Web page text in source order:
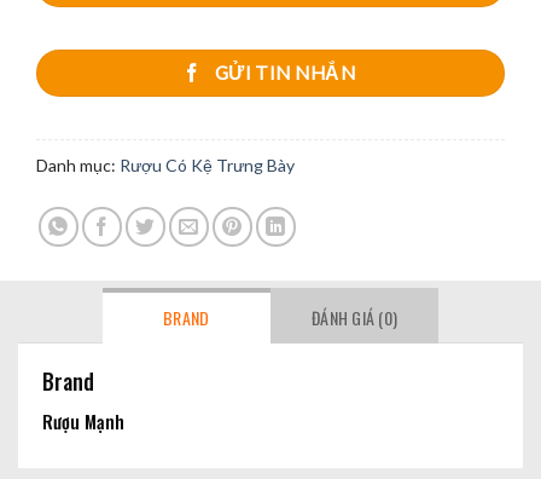
GỬI TIN NHẮN
Danh mục: Rượu Có Kệ Trưng Bày
BRAND ĐÁNH GIÁ (0)
Brand
Rượu Mạnh